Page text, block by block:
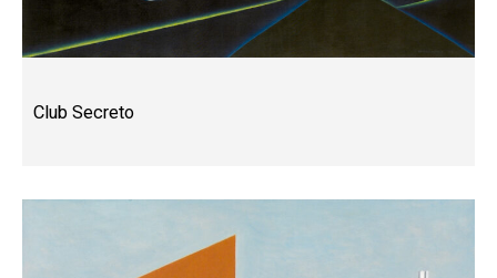
Club Secreto